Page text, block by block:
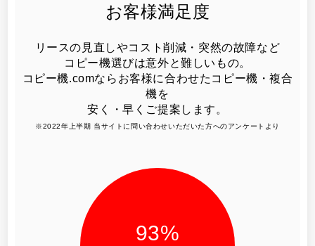
お客様満足度
リースの見直しやコスト削減・突然の故障など
コピー機選びは意外と難しいもの。
コピー機.comならお客様に合わせたコピー機・複合
機を
安く・早くご提案します。
※2022年上半期 当サイトに問い合わせいただいた方へのアンケートより
93%